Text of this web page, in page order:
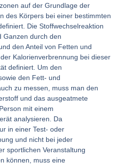
auf der Grundlage der
des Körpers bei einer bestimmten
Die Stoffwechselreaktion
Ganzen durch den
den Anteil von Fetten und
Kalorienverbrennung bei dieser
definiert. Um den
den Fett- und
zu messen, muss man den
und das ausgeatmete
mit einem
analysieren. Da
in einer Test- oder
und nicht bei jeder
sportlichen Veranstaltung
können, muss eine